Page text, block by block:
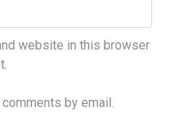
website in this browser
by email.